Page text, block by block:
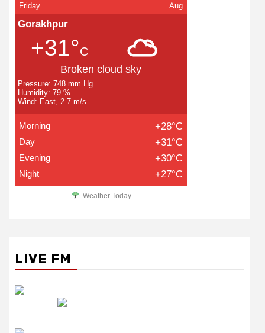
Friday Aug
Gorakhpur
+31°C
Broken cloud sky
Pressure: 748 mm Hg
Humidity: 79 %
Wind: East, 2.7 m/s
Morning +28°C
Day +31°C
Evening +30°C
Night +27°C
Weather Today
LIVE FM